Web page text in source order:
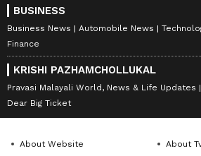
BUSINESS
Business News Automobile News
Finance
KRISHI PAZHAMCHOLLUKAL
Pravasi Malayali World, News & Life Updates
Dear Big Ticket
About Website About